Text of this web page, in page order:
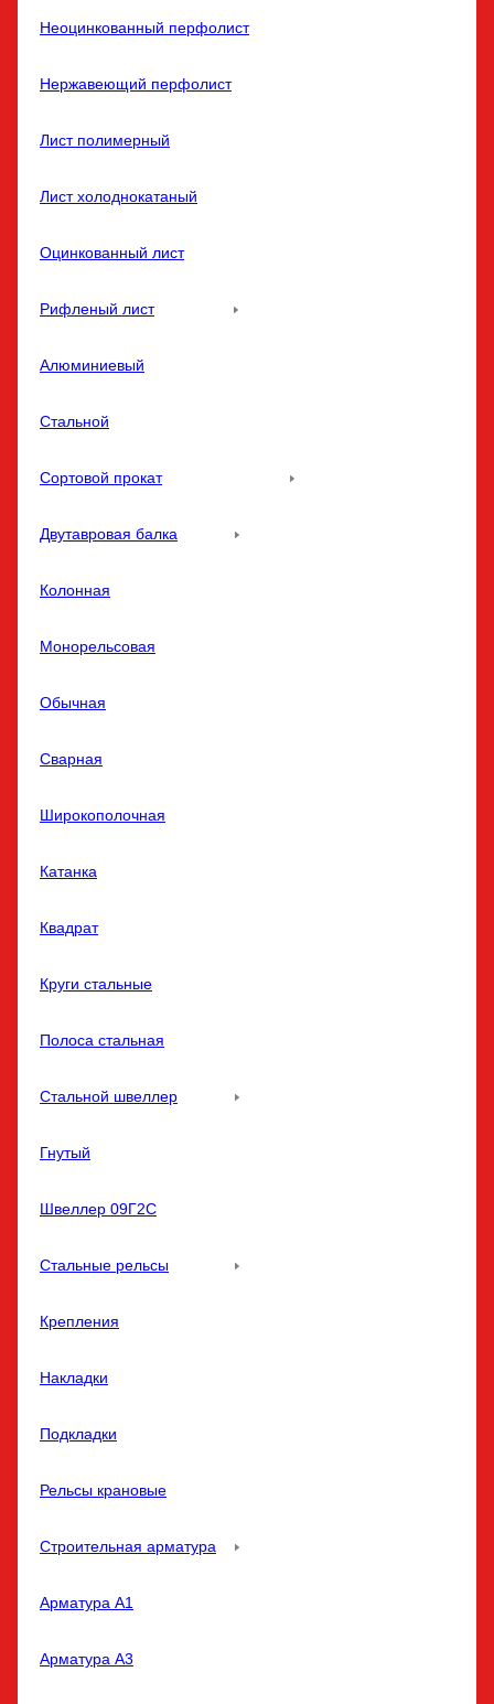
Неоцинкованный перфолист
Нержавеющий перфолист
Лист полимерный
Лист холоднокатаный
Оцинкованный лист
Рифленый лист
Алюминиевый
Стальной
Сортовой прокат
Двутавровая балка
Колонная
Монорельсовая
Обычная
Сварная
Широкополочная
Катанка
Квадрат
Круги стальные
Полоса стальная
Стальной швеллер
Гнутый
Швеллер 09Г2С
Стальные рельсы
Крепления
Накладки
Подкладки
Рельсы крановые
Строительная арматура
Арматура A1
Арматура A3